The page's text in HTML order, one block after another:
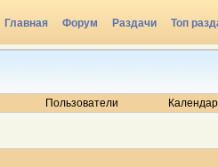
Главная Форум Раздачи Топ
Радио
Пользователи